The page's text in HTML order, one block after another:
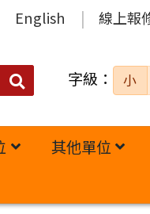
English 線上報
搜
字級： 小
其他單位